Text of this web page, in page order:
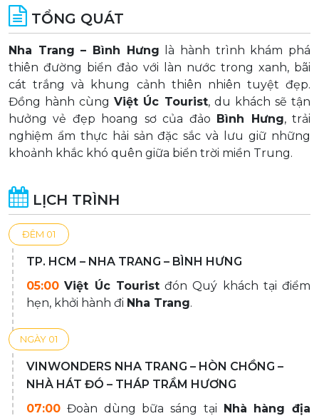
TỔNG QUÁT
Nha Trang – Bình Hưng là hành trình khám phá
thiên đường biển đảo với làn nước trong xanh, bãi
cát trắng và khung cảnh thiên nhiên tuyệt đẹp.
Đồng hành cùngViệt Úc Tourist, du khách sẽ tận
hưởng vẻ đẹp hoang sơ của đảo Bình Hưng, trải
nghiệm ẩm thực hải sản đặc sắc và lưu giữ những
khoảnh khắc khó quên giữa biển trời miền Trung.
LỊCH TRÌNH
ĐÊM 01
TP. HCM – NHA TRANG – BÌNH HƯNG
05:00 Việt Úc Touristđón Quý khách tại điểm
hẹn, khởi hành đi Nha Trang.
NGÀY 01
VINWONDERS NHA TRANG – HÒN CHỒNG –
NHÀ HÁT ĐÓ – THÁP TRẦM HƯƠNG
07:00 Đoàn dùng bữa sáng tại Nhà hàng địa